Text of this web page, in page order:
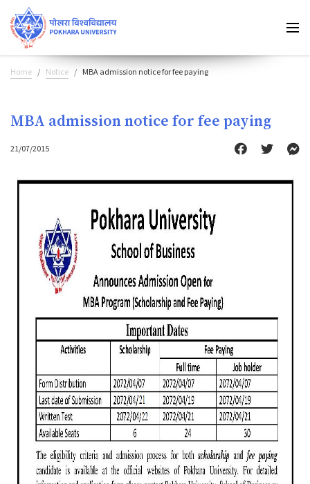
Home Notice MBA admission notice for fee paying
MBA admission notice for fee paying
21/07/2015